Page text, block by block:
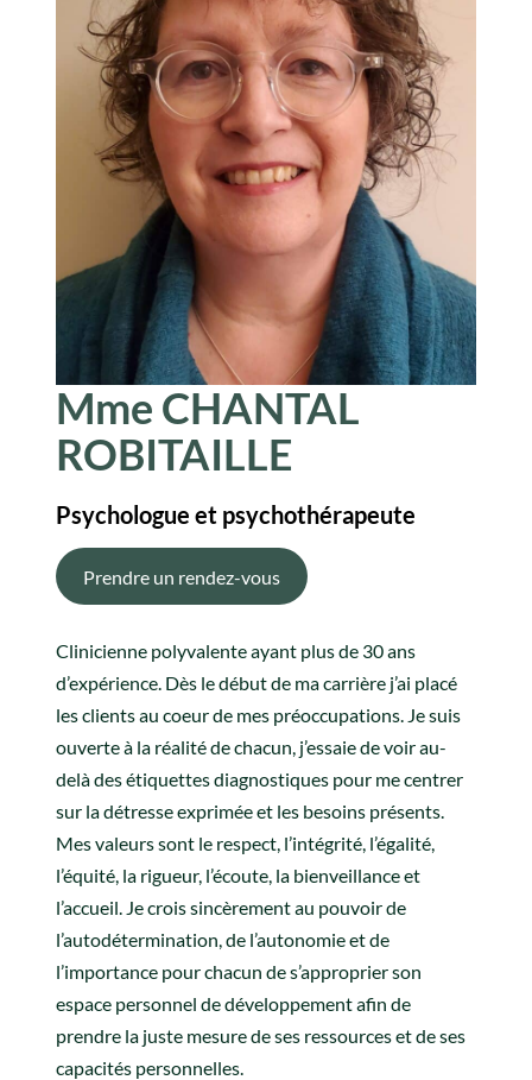
Mme CHANTAL
ROBITAILLE
Psychologue et psychothérapeute
Prendre un rendez-vous
Clinicienne polyvalente ayant plus de 30 ans
d’expérience. Dès le début de ma carrière j’ai placé
les clients au coeur de mes préoccupations. Je suis
ouverte à la réalité de chacun, j’essaie de voir au-
delà des étiquettes diagnostiques pour me centrer
sur la détresse exprimée et les besoins présents.
Mes valeurs sont le respect, l’intégrité, l’égalité,
l’équité, la rigueur, l’écoute, la bienveillance et
l’accueil. Je crois sincèrement au pouvoir de
l’autodétermination, de l’autonomie et de
l’importance pour chacun de s’approprier son
espace personnel de développement afin de
prendre la juste mesure de ses ressources et de ses
capacités personnelles.